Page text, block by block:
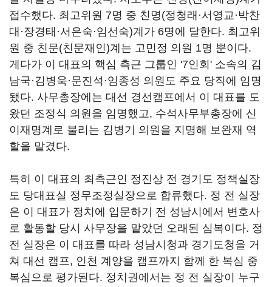
접수했다. 최고위원 7명 중 친명(정청래·서영교·박찬
대·장경태·서은숙·임선숙)계가 6명에 달한다. 최고위
원 중 친문(친문재인)계는 고민정 의원 1명 뿐이다.
게다가 이 대표의 핵심 측근 그룹인 '7인회' 소속의 김
남국·김병욱·문진석·임종성 의원도 주요 당직에 임명
됐다. 사무총장에는 대선 경선캠프에서 이 대표를 도
왔던 조정식 의원을 임명했고, 수석사무부총장에 신
이재명계로 불리는 김병기 의원을 지명해 보완재 역
할을 맡겼다.
특히 이 대표의 최측근인 정진상 전 경기도 정책실장
도 당대표실 정무조정실장으로 합류했다. 정 전 실장
은 이 대표가 정치에 입문하기 전 성남시에서 변호사
로 활동할 당시 사무장을 맡았던 오래된 심복이다. 정
전 실장은 이 대표를 따라 성남시청과 경기도청을 거
쳐 대선 캠프, 인천 계양을 캠프까지 함께 한 복심 중
복심으로 평가된다. 정치권에서는 정 전 실장이 누구